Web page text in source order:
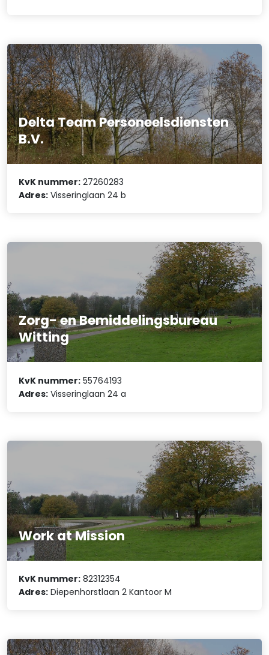
Delta Team Personeelsdiensten
B.V.
KvK nummer: 27260283
Adres: Visseringlaan 24 b
Zorg- en Bemiddelingsbureau
Witting
KvK nummer: 55764193
Adres: Visseringlaan 24 a
Work at Mission
KvK nummer: 82312354
Adres: Diepenhorstlaan 2 Kantoor M